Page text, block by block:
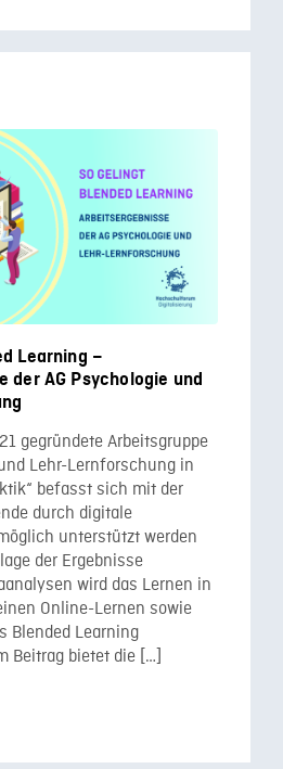
Learning –
der AG Psychologie und
gegründete Arbeitsgruppe
Lehr-Lernforschung in
befasst sich mit der
durch digitale
unterstützt werden
der Ergebnisse
wird das Lernen in
Online-Lernen sowie
Blended Learning
Beitrag bietet die […]